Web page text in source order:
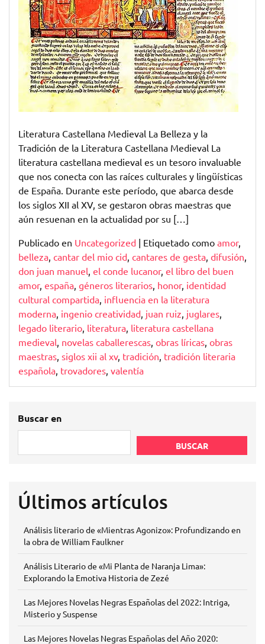
Literatura Castellana Medieval La Belleza y la
Tradición de la Literatura Castellana Medieval La
literatura castellana medieval es un tesoro invaluable
que nos conecta con las raíces culturales y lingüísticas
de España. Durante este período, que abarca desde
los siglos XII al XV, se gestaron obras maestras que
aún resuenan en la actualidad por su […]
Publicado en Uncategorized | Etiquetado como amor,
belleza, cantar del mio cid, cantares de gesta, difusión,
don juan manuel, el conde lucanor, el libro del buen
amor, españa, géneros literarios, honor, identidad
cultural compartida, influencia en la literatura
moderna, ingenio creatividad, juan ruiz, juglares,
legado literario, literatura, literatura castellana
medieval, novelas caballerescas, obras líricas, obras
maestras, siglos xii al xv, tradición, tradición literaria
española, trovadores, valentía
Buscar en
BUSCAR
Últimos artículos
Análisis literario de «Mientras Agonizo»: Profundizando en
la obra de William Faulkner
Análisis Literario de «Mi Planta de Naranja Lima»:
Explorando la Emotiva Historia de Zezé
Las Mejores Novelas Negras Españolas del 2022: Intriga,
Misterio y Suspense
Las Mejores Novelas Negras Españolas del Año 2020: